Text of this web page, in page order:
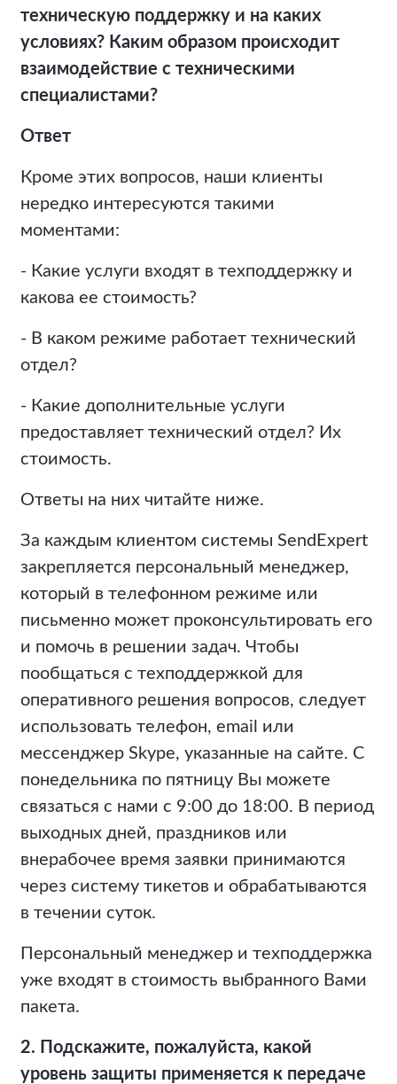
техническую поддержку и на каких
условиях? Каким образом происходит
взаимодействие с техническими
специалистами?
Ответ
Кроме этих вопросов, наши клиенты
нередко интересуются такими
моментами:
- Какие услуги входят в техподдержку и
какова ее стоимость?
- В каком режиме работает технический
отдел?
- Какие дополнительные услуги
предоставляет технический отдел? Их
стоимость.
Ответы на них читайте ниже.
За каждым клиентом системы SendExpert
закрепляется персональный менеджер,
который в телефонном режиме или
письменно может проконсультировать его
и помочь в решении задач. Чтобы
пообщаться с техподдержкой для
оперативного решения вопросов, следует
использовать телефон, email или
мессенджер Skype, указанные на сайте. С
понедельника по пятницу Вы можете
связаться с нами с 9:00 до 18:00. В период
выходных дней, праздников или
внерабочее время заявки принимаются
через систему тикетов и обрабатываются
в течении суток.
Персональный менеджер и техподдержка
уже входят в стоимость выбранного Вами
пакета.
2. Подскажите, пожалуйста, какой
уровень защиты применяется к передаче